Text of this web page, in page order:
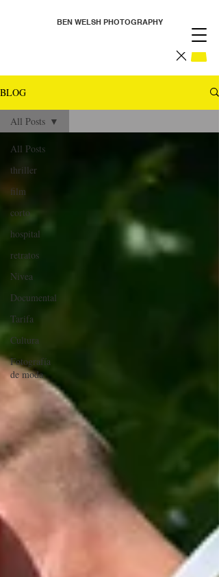
BEN WELSH PHOTOGRAPHY
BLOG
All Posts
thriller
film
corto
hospital
retratos
Nivea
Documental
Tarifa
Cultura
Fotografía
de moda
All Posts